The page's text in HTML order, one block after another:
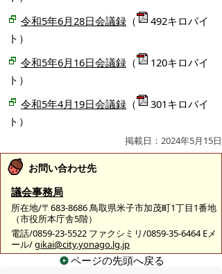
令和5年6月28日会議録 （
492キロバイ
ト）
令和5年6月16日会議録 （
120キロバイ
ト）
令和5年4月19日会議録 （
301キロバイ
ト）
掲載日：2024年5月15日
お問い合わせ先
議会事務局
所在地/〒683-8686 鳥取県米子市加茂町1丁目1番地
（市役所本庁舎5階）
電話/0859-23-5522 ファクシミリ/0859-35-6464 Eメ
ール/gikai@city.yonago.lg.jp
ページの先頭へ戻る